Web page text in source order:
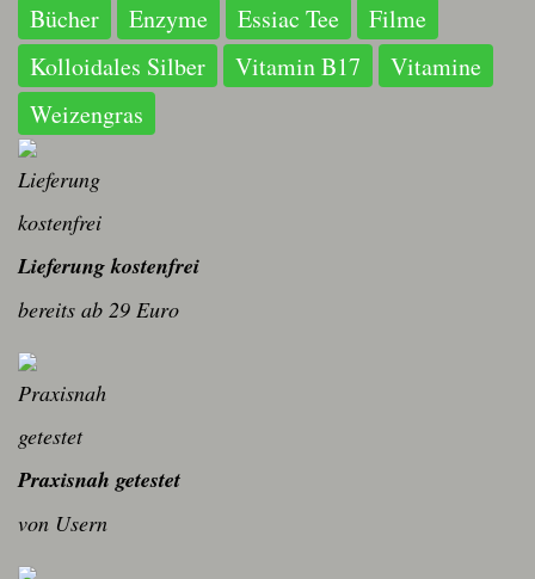
Bücher
Enzyme Essiac Tee
Filme
Kolloidales Silber
Vitamin B17
Vitamine
Weizengras
Lieferung kostenfrei
bereits ab 29 Euro
Praxisnah getestet
von Usern